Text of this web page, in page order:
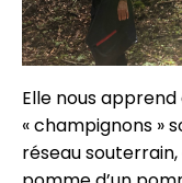
Elle nous
« champignons »
réseau